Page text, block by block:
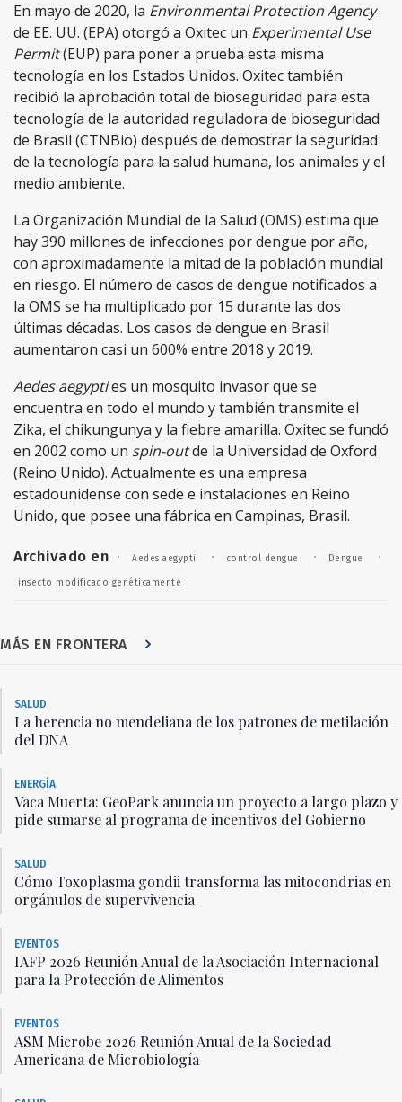
En mayo de 2020, la Environmental Protection Agency
de EE. UU. (EPA) otorgó a Oxitec un Experimental Use
Permit(EUP) para poner a prueba esta misma
tecnología en los Estados Unidos. Oxitec también
recibió la aprobación total de bioseguridad para esta
tecnología de la autoridad reguladora de bioseguridad
de Brasil (CTNBio) después de demostrar la seguridad
de la tecnología para la salud humana, los animales y el
medio ambiente.
La Organización Mundial de la Salud (OMS) estima que
hay 390 millones de infecciones por dengue por año,
con aproximadamente la mitad de la población mundial
en riesgo. El número de casos de dengue notificados a
la OMS se ha multiplicado por 15 durante las dos
últimas décadas. Los casos de dengue en Brasil
aumentaron casi un 600% entre 2018 y 2019.
Aedes aegypties un mosquito invasor que se
encuentra en todo el mundo y también transmite el
Zika, el chikungunya y la fiebre amarilla. Oxitec se fundó
en 2002 como un spin-outde la Universidad de Oxford
(Reino Unido). Actualmente es una empresa
estadounidense con sede e instalaciones en Reino
Unido, que posee una fábrica en Campinas, Brasil.
Archivado en · Aedes aegypti · control dengue · Dengue ·
insecto modificado genéticamente
MÁS EN FRONTERA
SALUD
La herencia no mendeliana de los patrones de metilación
del DNA
ENERGÍA
Vaca Muerta: GeoPark anuncia un proyecto a largo plazo y
pide sumarse al programa de incentivos del Gobierno
SALUD
Cómo Toxoplasma gondii transforma las mitocondrias en
orgánulos de supervivencia
EVENTOS
IAFP 2026 Reunión Anual de la Asociación Internacional
para la Protección de Alimentos
EVENTOS
ASM Microbe 2026 Reunión Anual de la Sociedad
Americana de Microbiología